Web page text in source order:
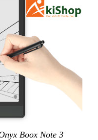
Boox Note 3